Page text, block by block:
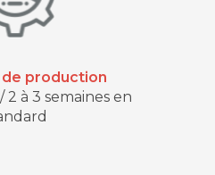
production
à 3 semaines en